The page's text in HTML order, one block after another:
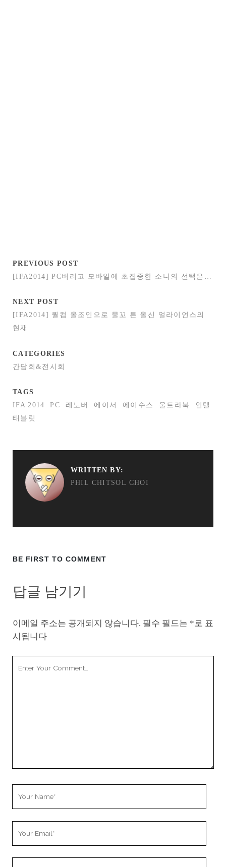
PREVIOUS POST
[IFA2014] PC버리고 모바일에 초집중한 소니의 선택은…
NEXT POST
[IFA2014] 퀄컴 올조인으로 물꼬 튼 올신 얼라이언스의
현재
CATEGORIES
간담회&전시회
TAGS
IFA 2014
PC 레노버 에이서 에이수스 울트라북
인텔
태블릿
WRITTEN BY:
PHIL CHITSOL CHOI
BE FIRST TO COMMENT
답글 남기기
이메일 주소는 공개되지 않습니다. 필수 필드는 *로 표
시됩니다